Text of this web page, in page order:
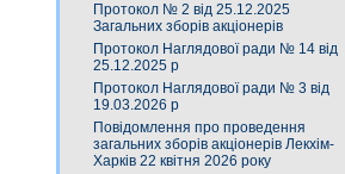
Протокол № 2 від 25.12.2025
Загальних зборів акціонерів
Протокол Наглядової ради № 14 від
25.12.2025 р
Протокол Наглядової ради № 3 від
19.03.2026 р
Повідомлення про проведення
загальних зборів акціонерів Лекхім-
Харків 22 квітня 2026 року